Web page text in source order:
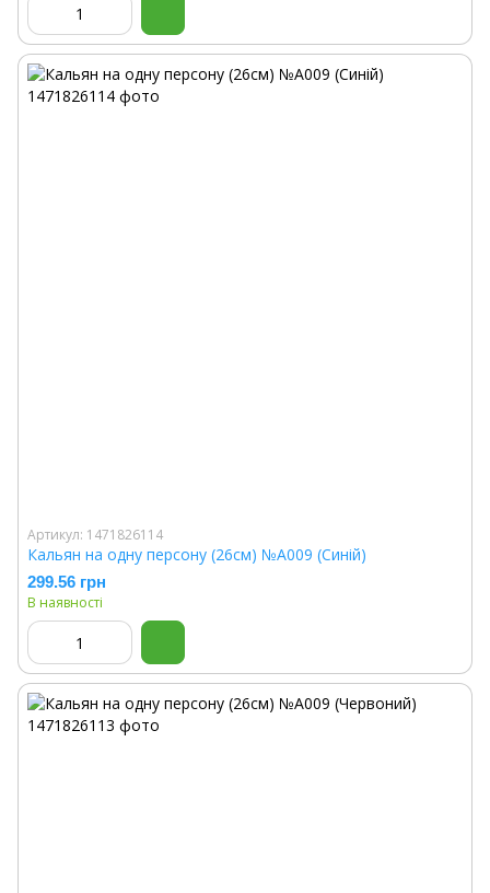
Артикул: 1471826114
Кальян на одну персону (26см) №A009 (Синій)
299.56 грн
В наявності